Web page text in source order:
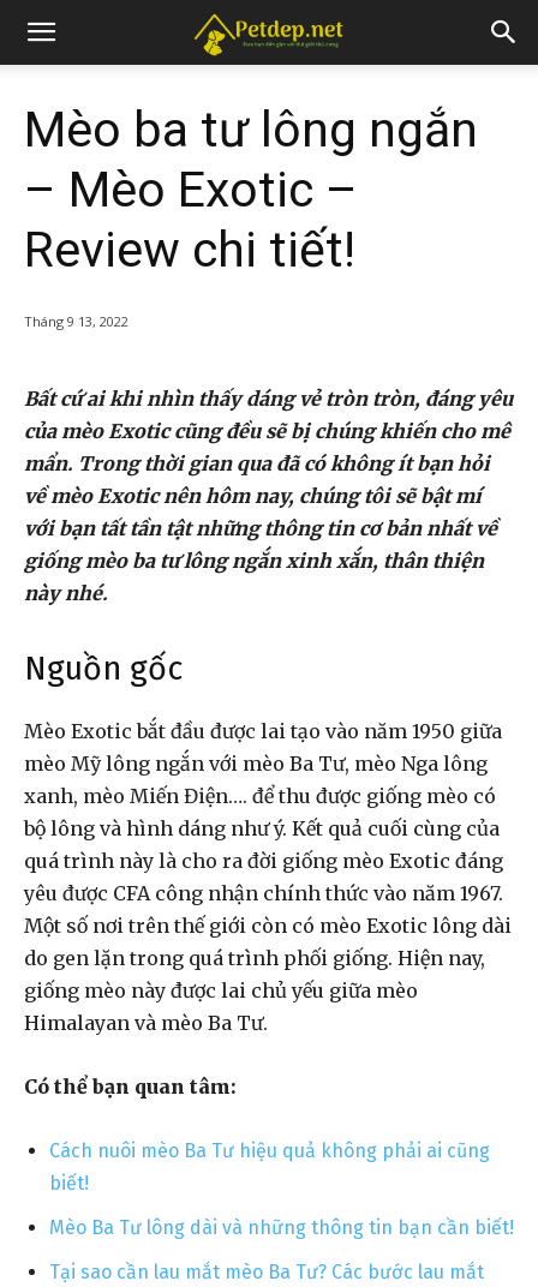
Mèo ba tư lông ngắn
– Mèo Exotic –
Review chi tiết!
Tháng 9 13, 2022
Bất cứ ai khi nhìn thấy dáng vẻ tròn tròn, đáng yêu
của mèo Exotic cũng đều sẽ bị chúng khiến cho mê
mẩn. Trong thời gian qua đã có không ít bạn hỏi
về mèo Exotic nên hôm nay, chúng tôi sẽ bật mí
với bạn tất tần tật những thông tin cơ bản nhất về
giống mèo ba tư lông ngắn xinh xắn, thân thiện
này nhé.
Nguồn gốc
Mèo Exotic bắt đầu được lai tạo vào năm 1950 giữa
mèo Mỹ lông ngắn với mèo Ba Tư, mèo Nga lông
xanh, mèo Miến Điện…. để thu được giống mèo có
bộ lông và hình dáng như ý. Kết quả cuối cùng của
quá trình này là cho ra đời giống mèo Exotic đáng
yêu được CFA công nhận chính thức vào năm 1967.
Một số nơi trên thế giới còn có mèo Exotic lông dài
do gen lặn trong quá trình phối giống. Hiện nay,
giống mèo này được lai chủ yếu giữa mèo
Himalayan và mèo Ba Tư.
Có thể bạn quan tâm:
Cách nuôi mèo Ba Tư hiệu quả không phải ai cũng
biết!
Mèo Ba Tư lông dài và những thông tin bạn cần biết!
Tại sao cần lau mắt mèo Ba Tư? Các bước lau mắt